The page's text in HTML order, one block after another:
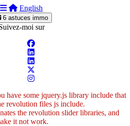
English
6 astuces immo
moi sur
have some jquery.js library include that
revolution files js include.
the revolution slider libraries, and
it not work.